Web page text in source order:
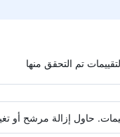
حاول إزالة مرشح